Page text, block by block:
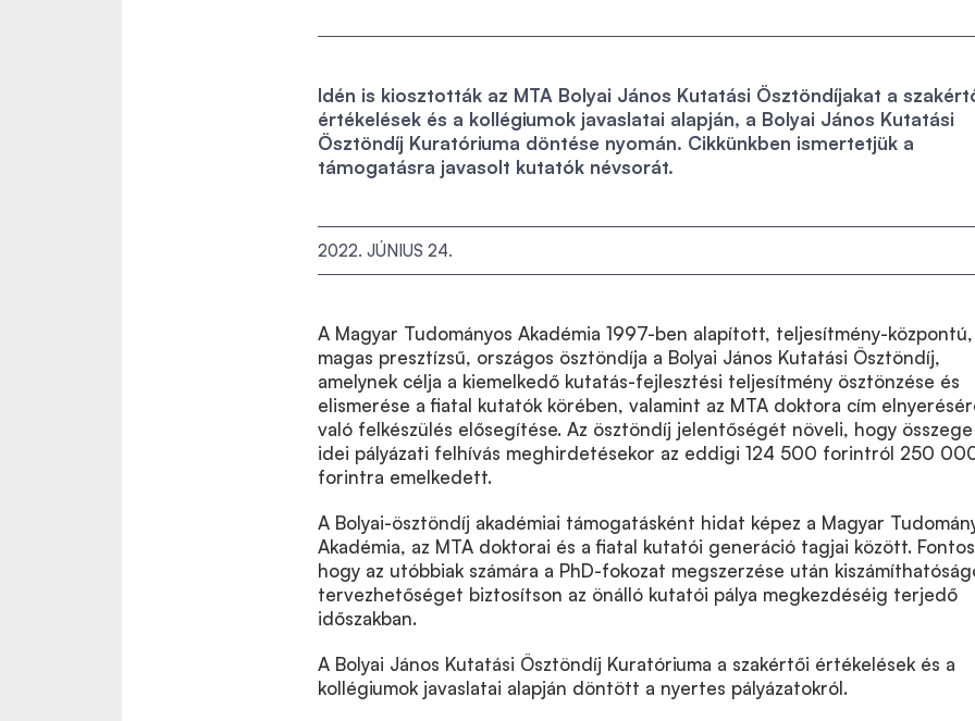
Idén is kiosztották az MTA Bolyai János Kutatási Ösztöndíjakat a
értékelések és a kollégiumok javaslatai alapján, a Bolyai János Kutatási
Ösztöndíj Kuratóriuma döntése nyomán. Cikkünkben ismertetjük a
támogatásra javasolt kutatók névsorát.
2022. JÚNIUS 24.
A Magyar Tudományos Akadémia 1997-ben alapított, teljesítmény-központú,
magas presztízsű, országos ösztöndíja a Bolyai János Kutatási Ösztöndíj,
amelynek célja a kiemelkedő kutatás-fejlesztési teljesítmény ösztönzése és
elismerése a fiatal kutatók körében, valamint az MTA doktora cím
való felkészülés elősegítése. Az ösztöndíj jelentőségét növeli, hogy összege
idei pályázati felhívás meghirdetésekor az eddigi 124 500 forintról 250
forintra emelkedett.
A Bolyai-ösztöndíj akadémiai támogatásként hidat képez a Magyar
Akadémia, az MTA doktorai és a fiatal kutatói generáció tagjai között.
hogy az utóbbiak számára a PhD-fokozat megszerzése után
tervezhetőséget biztosítson az önálló kutatói pálya megkezdéséig terjedő
időszakban.
A Bolyai János Kutatási Ösztöndíj Kuratóriuma a szakértői értékelések és a
kollégiumok javaslatai alapján döntött a nyertes pályázatokról.